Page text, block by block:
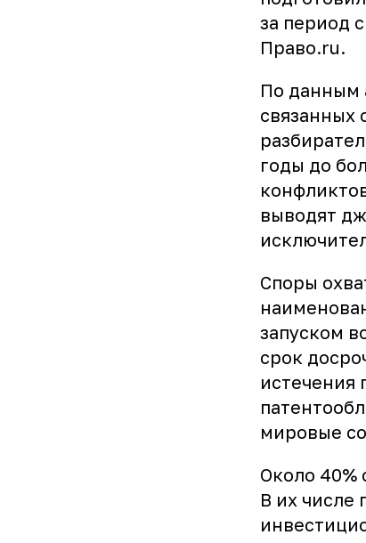
за период
Право.ru.
По данным
связанных
годы до
выводят
Споры
запуском
срок
истечения
мировые
Около 40%
В их числе